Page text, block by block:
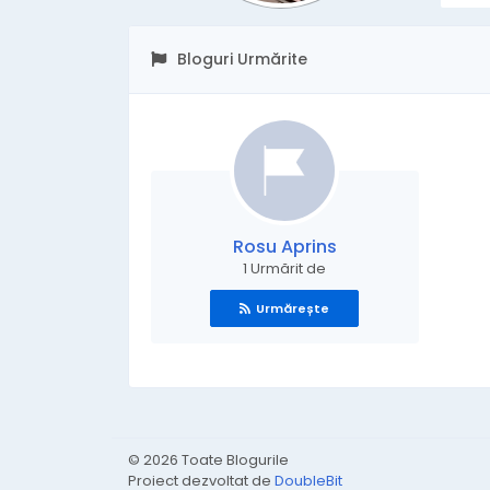
Bloguri Urmărite
Rosu Aprins
1 Urmărit de
Urmărește
© 2026 Toate Blogurile
Proiect dezvoltat de DoubleBit